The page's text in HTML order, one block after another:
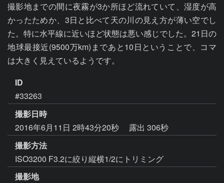
撮影地までの間に夜霧が3か所ほど流れていて、湿度が高
かったためか、3日と比べて天の川の見え方が薄い空でし
た。特に水平線に近いほど状態は悪い感じでした。21日の
地球最接近(9500万km)まであと10日ということで、コマ
は大きく見えているようです。
ID
#33263
撮影日時
2016年6月11日 2時43分20秒
露出 306秒
撮影方法
ISO3200 F3.2に絞り縦横1/2にトリミング
撮影地